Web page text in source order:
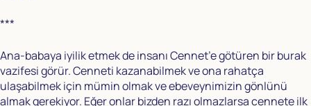
***
Ana-babaya iyilik etmek de insanı Cennet’e götüren bir burak
vazifesi görür. Cenneti kazanabilmek ve ona rahatça
ulaşabilmek için mümin olmak ve ebeveynimizin gönlünü
almak gerekiyor. Eğer onlar bizden razı olmazlarsa cennete ilk